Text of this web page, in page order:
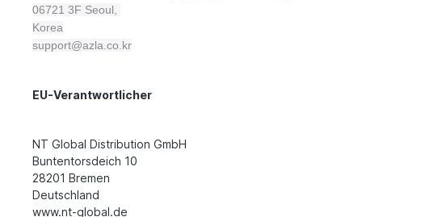
06721 3F Seoul,
Korea
support@azla.co.kr
EU-Verantwortlicher
NT Global Distribution GmbH
Buntentorsdeich 10
28201 Bremen
Deutschland
www.nt-global.de